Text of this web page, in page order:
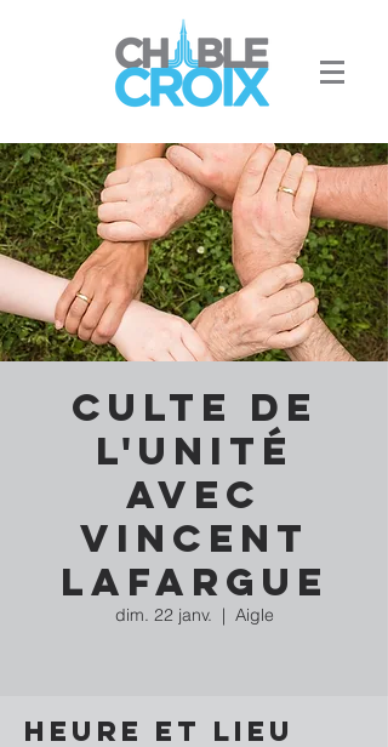
Culte de
l'Unité
avec
Vincent
Lafargue
dim. 22 janv.
  |
Aigle
Heure et lieu